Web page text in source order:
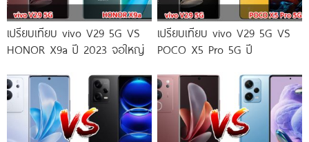
เปรียบเทียบ vivo V29 5G VS
HONOR X9a ปี 2023 จอใหญ่
เปรียบเทียบ vivo V29 5G VS
POCO X5 Pro 5G ปี